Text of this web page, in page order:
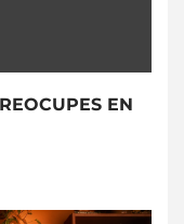
EN